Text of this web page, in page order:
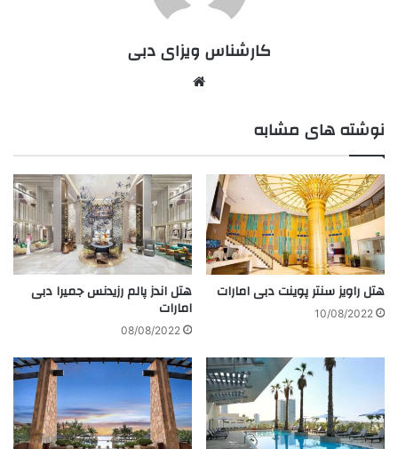
کارشناس ویزای دبی
نوشته های مشابه
هتل راویز سنتر پوینت دبی امارات
10/08/2022
هتل اندز پالم رزیدنس جمیرا دبی
امارات
08/08/2022